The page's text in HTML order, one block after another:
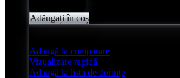
Adăugați în coș
Adaugă la comparare
Vizualizare rapidă
Adaugă la lista de dorințe